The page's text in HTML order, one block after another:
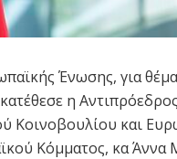
Ένωσης, για
η
Κοινοβουλίου και
Κόμματος, κα Άννα